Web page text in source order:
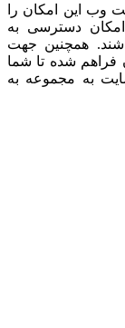
وب این امکان را
دسترسی به
همچنین جهت
فراهم شده تا شما
به مجموعه به